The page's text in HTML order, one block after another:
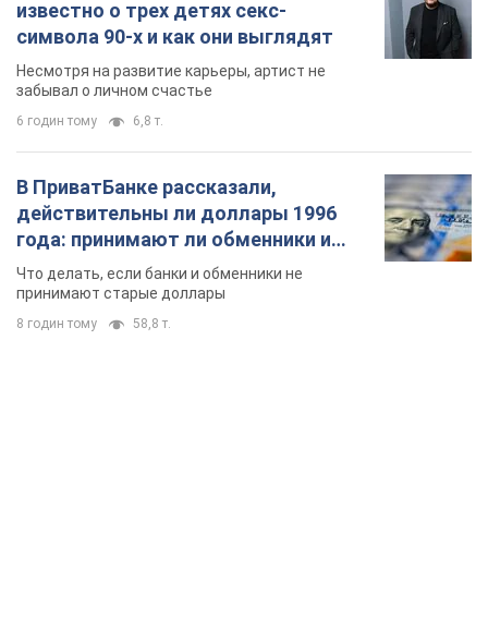
известно о трех детях секс-
символа 90-х и как они выглядят
Несмотря на развитие карьеры, артист не
забывал о личном счастье
6 годин тому 6,8 т.
В ПриватБанке рассказали,
действительны ли доллары 1996
года: принимают ли обменники и
банки такие купюры
Что делать, если банки и обменники не
принимают старые доллары
8 годин тому 58,8 т.